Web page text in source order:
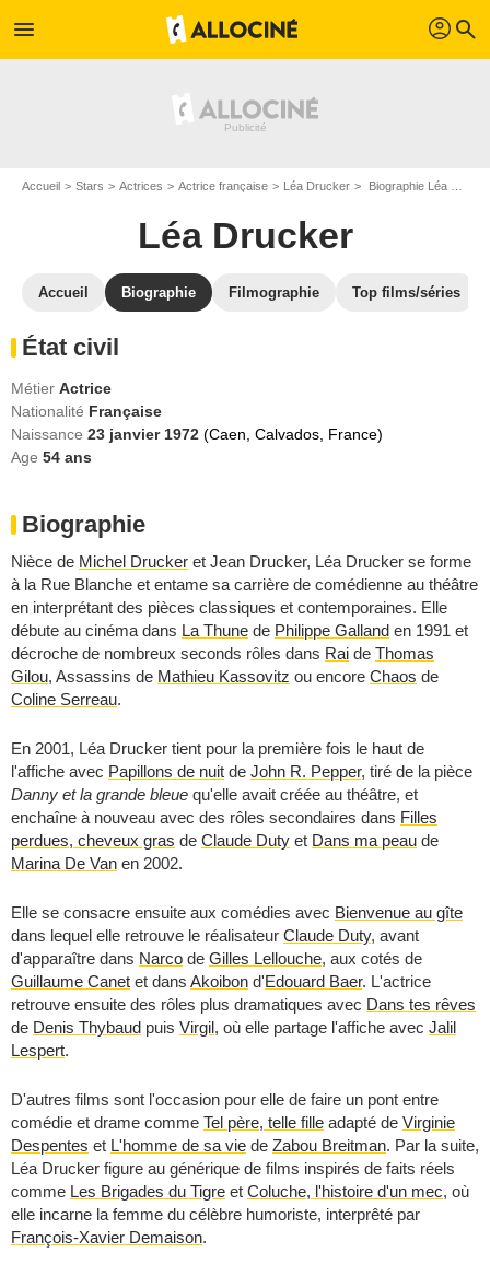
menu profil search
Accueil Stars Actrices Actrice française Léa Drucker Biographie Léa Drucker
Léa Drucker
Accueil Biographie Filmographie Top films/séries
État civil
Métier Actrice
Nationalité Française
Naissance 23 janvier 1972 (Caen, Calvados, France)
Age 54 ans
Biographie
Nièce de Michel Drucker et Jean Drucker, Léa Drucker se forme
à la Rue Blanche et entame sa carrière de comédienne au théâtre
en interprétant des pièces classiques et contemporaines. Elle
débute au cinéma dans La Thune de Philippe Galland en 1991 et
décroche de nombreux seconds rôles dans Rai de Thomas
Gilou, Assassins de Mathieu Kassovitz ou encore Chaos de
Coline Serreau.
En 2001, Léa Drucker tient pour la première fois le haut de
l'affiche avec Papillons de nuit de John R. Pepper, tiré de la pièce
Danny et la grande bleue qu'elle avait créée au théâtre, et
enchaîne à nouveau avec des rôles secondaires dans Filles
perdues, cheveux gras de Claude Duty et Dans ma peau de
Marina De Van en 2002.
Elle se consacre ensuite aux comédies avec Bienvenue au gîte
dans lequel elle retrouve le réalisateur Claude Duty, avant
d'apparaître dans Narco de Gilles Lellouche, aux cotés de
Guillaume Canet et dans Akoibon d'Edouard Baer. L'actrice
retrouve ensuite des rôles plus dramatiques avec Dans tes rêves
de Denis Thybaud puis Virgil, où elle partage l'affiche avec Jalil
Lespert.
D'autres films sont l'occasion pour elle de faire un pont entre
comédie et drame comme Tel père, telle fille adapté de Virginie
Despentes et L'homme de sa vie de Zabou Breitman. Par la suite,
Léa Drucker figure au générique de films inspirés de faits réels
comme Les Brigades du Tigre et Coluche, l'histoire d'un mec, où
elle incarne la femme du célèbre humoriste, interprêté par
François-Xavier Demaison.